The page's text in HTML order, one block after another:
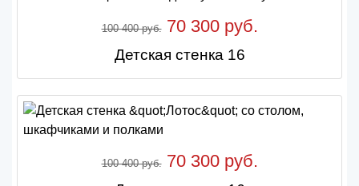
100 400 руб.70 300 руб.
Детская стенка 16
100 400 руб.70 300 руб.